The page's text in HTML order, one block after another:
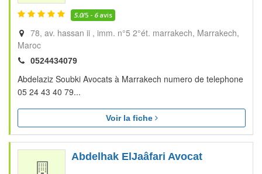
5.0/5 - 6avis
78, av. hassan ii , imm. n°5 2°ét. marrakech Marrakech
Maroc
0524434079
Abdelaziz Soubki Avocats à Marrakech numero de telephone
05 24 43 40 79...
Voir la fiche
Abdelhak ElJaâfari Avocat